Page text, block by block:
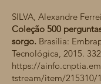
SILVA, Alexandre
Coleção 500
sorgo. Brasília:
Tecnológica, 2015. 332
https://
tstream/item/215310/